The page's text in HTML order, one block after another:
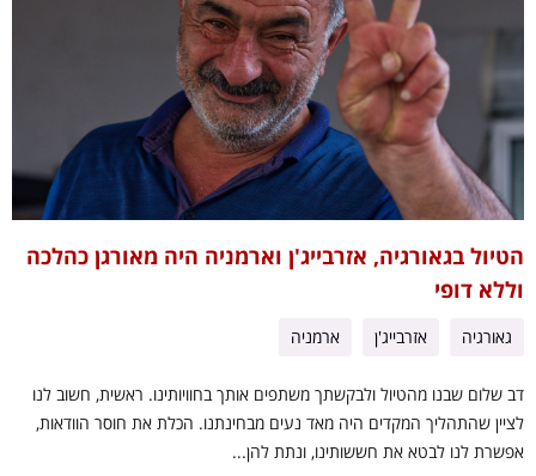
הטיול בגאורגיה, אזרבייג'ן וארמניה היה מאורגן כהלכה
וללא דופי
גאורגיה אזרבייג'ן ארמניה
דב שלום שבנו מהטיול ולבקשתך משתפים אותך בחוויותינו. ראשית, חשוב לנו
לציין שהתהליך המקדים היה מאד נעים מבחינתנו. הכלת את חוסר הוודאות,
אפשרת לנו לבטא את חששותינו, ונתת להן...